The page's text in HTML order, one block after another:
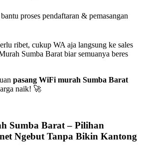
proses pendaftaran & pemasangan
ribet, cukup WA aja langsung ke sales
Sumba Barat biar semuanya beres
pasang WiFi murah Sumba Barat
naik! 🚀
Sumba Barat – Pilihan
Ngebut Tanpa Bikin Kantong